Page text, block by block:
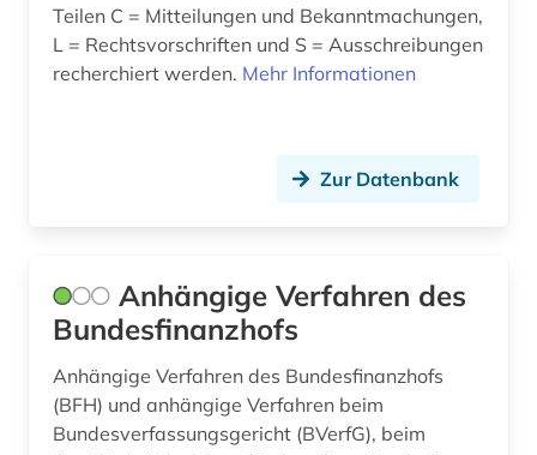
european university institute (1)
europäische (1)
europäischer gerichtshof (1)
europäischer gerichtshof für menschenrechte
(2)
europäisches gericht (1)
Teilen C = Mitteilungen und Bekanntmachungen,
L = Rechtsvorschriften und S = Ausschreibungen
recherchiert werden. Mehr Informationen
Zur Datenbank
Anhängige Verfahren des
Bundesfinanzhofs
Anhängige Verfahren des Bundesfinanzhofs
(BFH) und anhängige Verfahren beim
Bundesverfassungsgericht (BVerfG), beim